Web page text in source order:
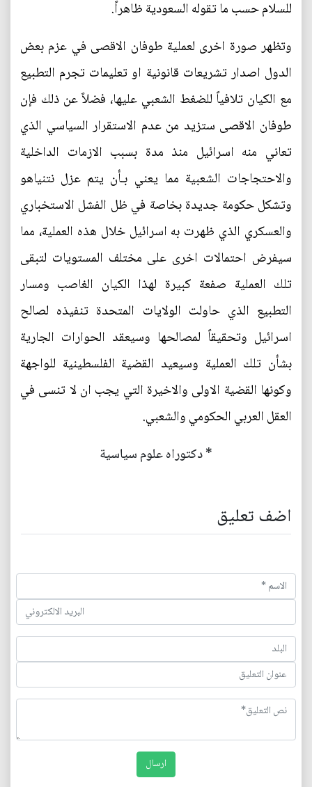
للسلام حسب ما تقوله السعودية ظاهراً.
وتظهر صورة اخرى لعملية طوفان الاقصى في عزم بعض
الدول اصدار تشريعات قانونية او تعليمات تجرم التطبيع
مع الكيان تلافياً للضغط الشعبي عليها، فضلاً عن ذلك فإن
طوفان الاقصى ستزيد من عدم الاستقرار السياسي الذي
تعاني منه اسرائيل منذ مدة بسبب الازمات الداخلية
والاحتجاجات الشعبية مما يعني بـأن يتم عزل نتنياهو
وتشكل حكومة جديدة بخاصة في ظل الفشل الاستخباري
والعسكري الذي ظهرت به اسرائيل خلال هذه العملية، مما
سيفرض احتمالات اخرى على مختلف المستويات لتبقى
تلك العملية صفعة كبيرة لهذا الكيان الغاصب ومسار
التطبيع الذي حاولت الولايات المتحدة تنفيذه لصالح
اسرائيل وتحقيقاً لمصالحها وسيعقد الحوارات الجارية
بشأن تلك العملية وسيعيد القضية الفلسطينية للواجهة
وكونها القضية الاولى والاخيرة التي يجب ان لا تنسى في
العقل العربي الحكومي والشعبي.
* دكتوراه علوم سياسية
اضف تعليق